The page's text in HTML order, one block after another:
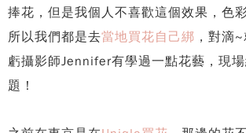
捧花，但是我個人不喜歡這個效果，色
所以我們都是去當地買花自己綁 ，對滴
虧攝影師Jennifer有學過一點花藝，現
題！